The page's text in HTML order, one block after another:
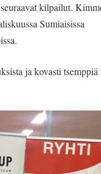
kilpailut.
Sumiaisissa
ja kovasti